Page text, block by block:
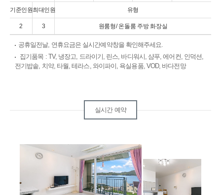
기준인원최대인원 유형
2 3 원룸형/ 온돌룸 주방 화장실
공휴일전날, 연휴요금은 실시간예약창을 확인해주세요.
집기품목 : TV, 냉장고, 드라이기, 린스, 바디워시, 샴푸, 에어컨, 인덕션,
전기밥솥, 치약, 타월, 테라스, 와이파이, 욕실용품, VOD, 바다전망
실시간 예약